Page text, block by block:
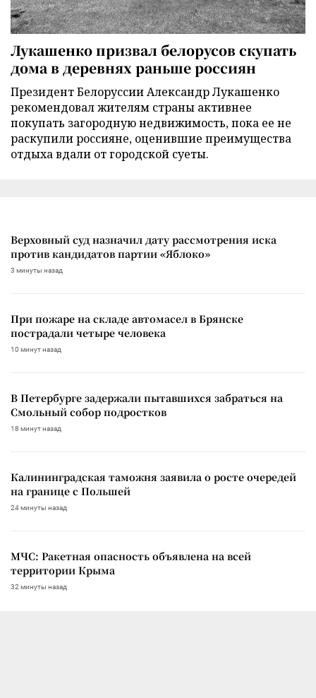
Лукашенко призвал белорусов скупать
дома в деревнях раньше россиян
Президент Белоруссии Александр Лукашенко
рекомендовал жителям страны активнее
покупать загородную недвижимость, пока ее не
раскупили россияне, оценившие преимущества
отдыха вдали от городской суеты.
Верховный суд назначил дату рассмотрения иска
против кандидатов партии «Яблоко»
3 минуты назад
При пожаре на складе автомасел в Брянске
пострадали четыре человека
10 минут назад
В Петербурге задержали пытавшихся забраться на
Смольный собор подростков
18 минут назад
Калининградская таможня заявила о росте очередей
на границе с Польшей
24 минуты назад
МЧС: Ракетная опасность объявлена на всей
территории Крыма
32 минуты назад